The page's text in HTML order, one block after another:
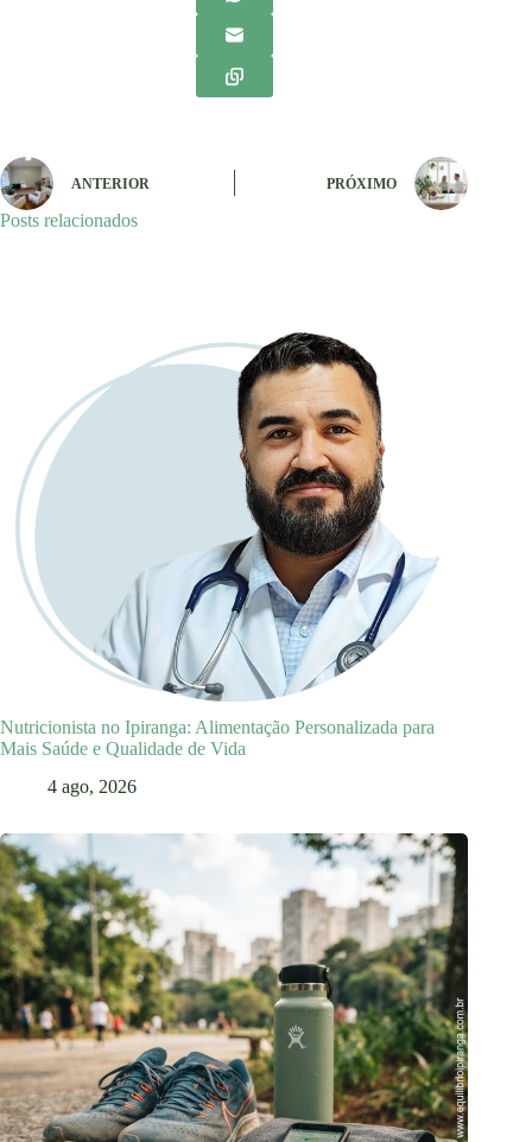
ANTERIOR PRÓXIMO
Posts relacionados
Nutricionista no Ipiranga: Alimentação Personalizada para
Mais Saúde e Qualidade de Vida
4 ago, 2026